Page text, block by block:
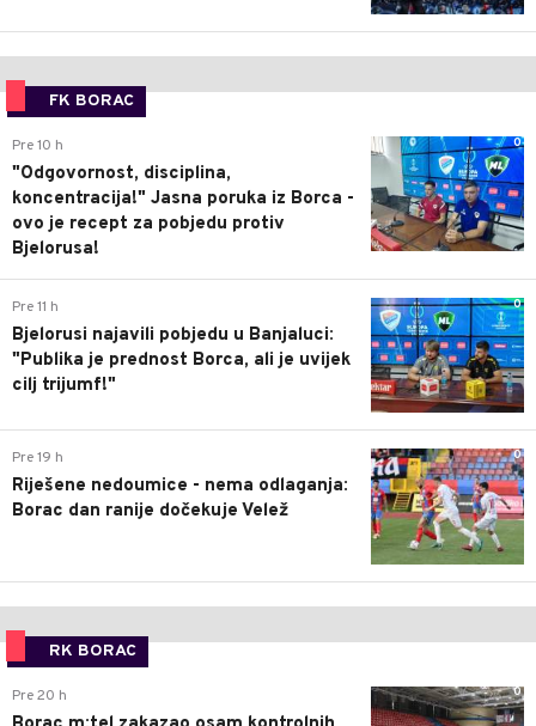
FK BORAC
0
Pre 10 h
"Odgovornost, disciplina,
koncentracija!" Jasna poruka iz Borca -
ovo je recept za pobjedu protiv
Bjelorusa!
0
Pre 11 h
Bjelorusi najavili pobjedu u Banjaluci:
"Publika je prednost Borca, ali je uvijek
cilj trijumf!"
0
Pre 19 h
Riješene nedoumice - nema odlaganja:
Borac dan ranije dočekuje Velež
RK BORAC
0
Pre 20 h